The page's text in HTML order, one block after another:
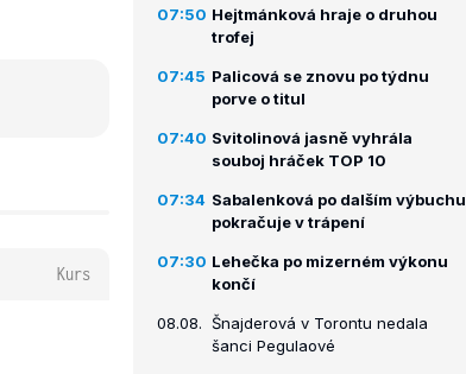
Kurs
07:50 Hejtmánková hraje o druhou
trofej
07:45 Palicová se znovu po týdnu
porve o titul
07:40 Svitolinová jasně vyhrála
souboj hráček TOP 10
07:34 Sabalenková po dalším výbuchu
pokračuje v trápení
07:30 Lehečka po mizerném výkonu
končí
08.08. Šnajderová v Torontu nedala
šanci Pegulaové